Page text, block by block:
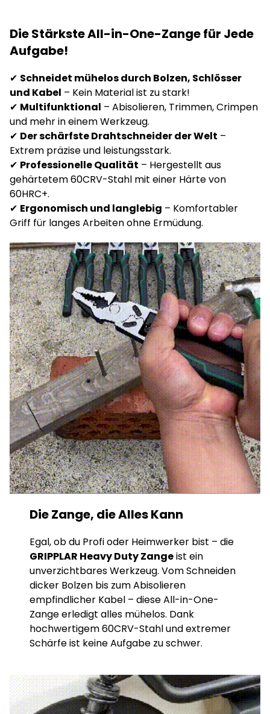
Die Stärkste All-in-One-Zange für Jede
Aufgabe!
✔ Schneidet mühelos durch Bolzen, Schlösser
und Kabel – Kein Material ist zu stark!
✔ Multifunktional – Abisolieren, Trimmen, Crimpen
und mehr in einem Werkzeug.
✔ Der schärfste Drahtschneider der Welt –
Extrem präzise und leistungsstark.
✔ Professionelle Qualität – Hergestellt aus
gehärtetem 60CRV-Stahl mit einer Härte von
60HRC+.
✔ Ergonomisch und langlebig – Komfortabler
Griff für langes Arbeiten ohne Ermüdung.
Die Zange, die Alles Kann
Egal, ob du Profi oder Heimwerker bist – die
GRIPPLAR Heavy Duty Zangeist ein
unverzichtbares Werkzeug. Vom Schneiden
dicker Bolzen bis zum Abisolieren
empfindlicher Kabel – diese All-in-One-
Zange erledigt alles mühelos. Dank
hochwertigem 60CRV-Stahl und extremer
Schärfe ist keine Aufgabe zu schwer.